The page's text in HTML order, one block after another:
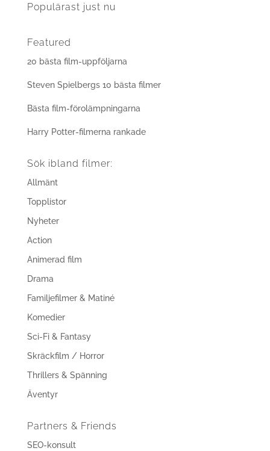
Populärast just nu
Featured
20 bästa film-uppföljarna
Steven Spielbergs 10 bästa filmer
Bästa film-förolämpningarna
Harry Potter-filmerna rankade
Sök ibland filmer:
Allmänt
Topplistor
Nyheter
Action
Animerad film
Drama
Familjefilmer & Matiné
Komedier
Sci-Fi & Fantasy
Skräckfilm / Horror
Thrillers & Spänning
Äventyr
Partners & Friends
SEO-konsult